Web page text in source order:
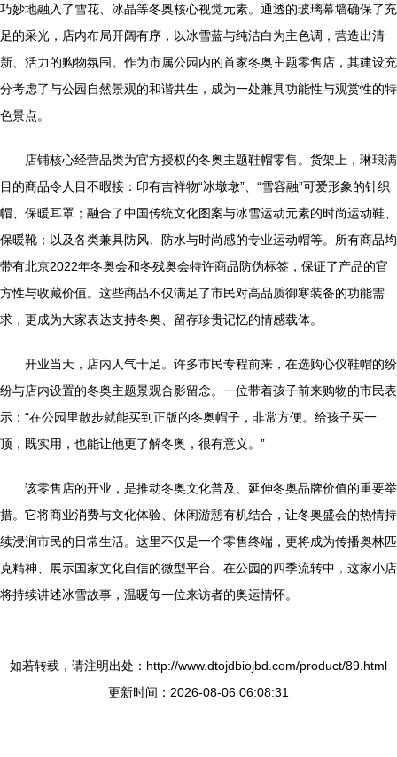
巧妙地融入了雪花、冰晶等冬奥核心视觉元素。通透的玻璃幕墙确保了充
足的采光，店内布局开阔有序，以冰雪蓝与纯洁白为主色调，营造出清
新、活力的购物氛围。作为市属公园内的首家冬奥主题零售店，其建设充
分考虑了与公园自然景观的和谐共生，成为一处兼具功能性与观赏性的特
色景点。
店铺核心经营品类为官方授权的冬奥主题鞋帽零售。货架上，琳琅满
目的商品令人目不暇接：印有吉祥物“冰墩墩”、“雪容融”可爱形象的针织
帽、保暖耳罩；融合了中国传统文化图案与冰雪运动元素的时尚运动鞋、
保暖靴；以及各类兼具防风、防水与时尚感的专业运动帽等。所有商品均
带有北京2022年冬奥会和冬残奥会特许商品防伪标签，保证了产品的官
方性与收藏价值。这些商品不仅满足了市民对高品质御寒装备的功能需
求，更成为大家表达支持冬奥、留存珍贵记忆的情感载体。
开业当天，店内人气十足。许多市民专程前来，在选购心仪鞋帽的纷
纷与店内设置的冬奥主题景观合影留念。一位带着孩子前来购物的市民表
示：“在公园里散步就能买到正版的冬奥帽子，非常方便。给孩子买一
顶，既实用，也能让他更了解冬奥，很有意义。”
该零售店的开业，是推动冬奥文化普及、延伸冬奥品牌价值的重要举
措。它将商业消费与文化体验、休闲游憩有机结合，让冬奥盛会的热情持
续浸润市民的日常生活。这里不仅是一个零售终端，更将成为传播奥林匹
克精神、展示国家文化自信的微型平台。在公园的四季流转中，这家小店
将持续讲述冰雪故事，温暖每一位来访者的奥运情怀。
如若转载，请注明出处：http://www.dtojdbiojbd.com/product/89.html
更新时间：2026-08-06 06:08:31